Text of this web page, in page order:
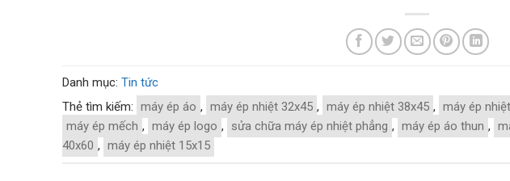
Danh mục: Tin tức
Thẻ tìm kiếm: máy ép áo , máy ép nhiệt 32x45 , máy ép nhiệt 38x45 , máy ép nhiệt
máy ép mếch , máy ép logo , sửa chữa máy ép nhiệt phẳng , máy ép áo thun ,
40x60 , máy ép nhiệt 15x15